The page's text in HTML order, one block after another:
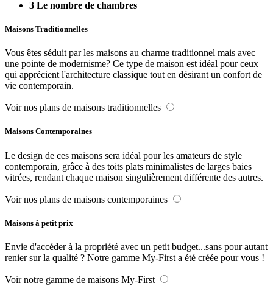
3 Le nombre de chambres
Maisons Traditionnelles
Vous êtes séduit par les maisons au charme traditionnel mais avec
une pointe de modernisme? Ce type de maison est idéal pour ceux
qui apprécient l'architecture classique tout en désirant un confort de
vie contemporain.
Voir nos plans de maisons traditionnelles
Maisons Contemporaines
Le design de ces maisons sera idéal pour les amateurs de style
contemporain, grâce à des toits plats minimalistes de larges baies
vitrées, rendant chaque maison singulièrement différente des autres.
Voir nos plans de maisons contemporaines
Maisons à petit prix
Envie d'accéder à la propriété avec un petit budget...sans pour autant
renier sur la qualité ? Notre gamme My-First a été créée pour vous !
Voir notre gamme de maisons My-First